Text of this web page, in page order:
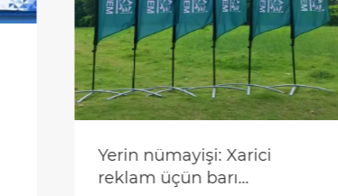
Earth Display Dadi Bayraq
Dirəkləri ilə APPP EXPO
2026 üçün Şanxaya gedir
Ətraflı Baxın >>